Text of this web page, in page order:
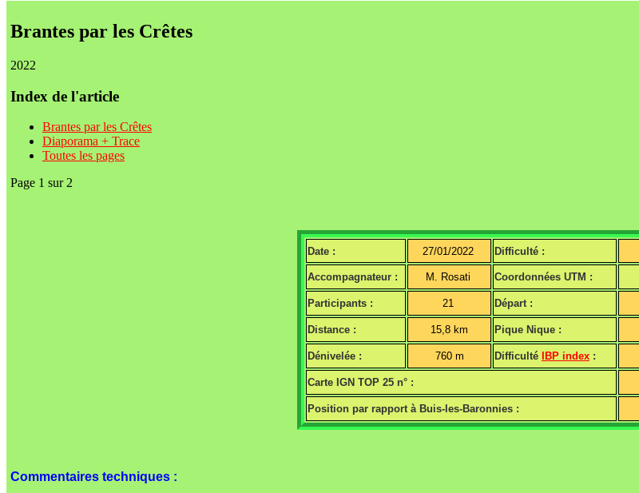
Brantes par les Crêtes
2022
Index de l'article
Brantes par les Crêtes
Diaporama + Trace
Toutes les pages
Page 1 sur 2
Date : 27/01/2022 Difficulté :
Accompagnateur : M. Rosati Coordonnées UTM :
Participants : 21 Départ :
Distance : 15,8 km Pique Nique :
Dénivelée : 760 m Difficulté IBP index :
Carte IGN TOP 25 n° :
Position par rapport à Buis-les-Baronnies :
Commentaires techniques :